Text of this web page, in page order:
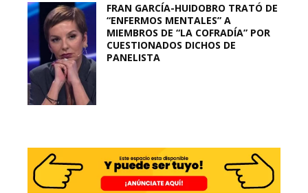
FRAN GARCÍA-HUIDOBRO TRATÓ DE
“ENFERMOS MENTALES” A
MIEMBROS DE “LA COFRADÍA” POR
CUESTIONADOS DICHOS DE
PANELISTA